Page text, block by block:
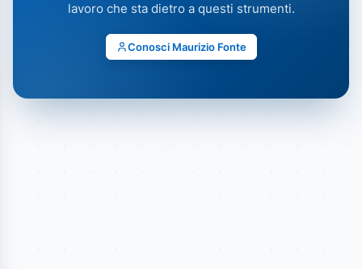
lavoro che sta dietro a questi strumenti.
Conosci Maurizio Fonte